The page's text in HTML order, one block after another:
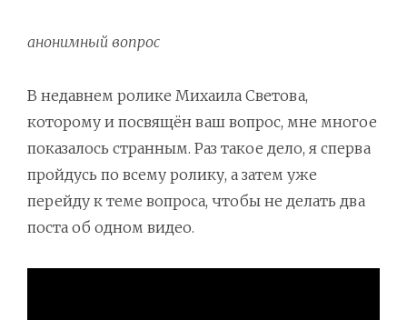
анонимный вопрос
В недавнем ролике Михаила Светова,
которому и посвящён ваш вопрос, мне многое
показалось странным. Раз такое дело, я сперва
пройдусь по всему ролику, а затем уже
перейду к теме вопроса, чтобы не делать два
поста об одном видео.